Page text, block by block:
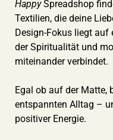
HappySpreadshop
Textilien, die deine
Design-Fokus liegt auf
der Spiritualität und
miteinander verbindet.
Egal ob auf der Matte,
entspannten Alltag –
positiver Energie.